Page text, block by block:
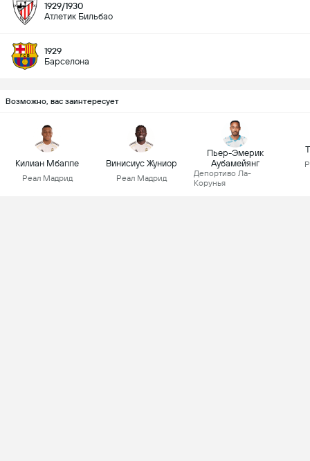
1929/1930
Атлетик Бильбао
1929
Барселона
Возможно, вас заинтересует
Килиан Мбаппе
Реал Мадрид
Винисиус Жуниор
Реал Мадрид
Пьер-Эмерик
Аубамейянг
Депортиво Ла-
Корунья